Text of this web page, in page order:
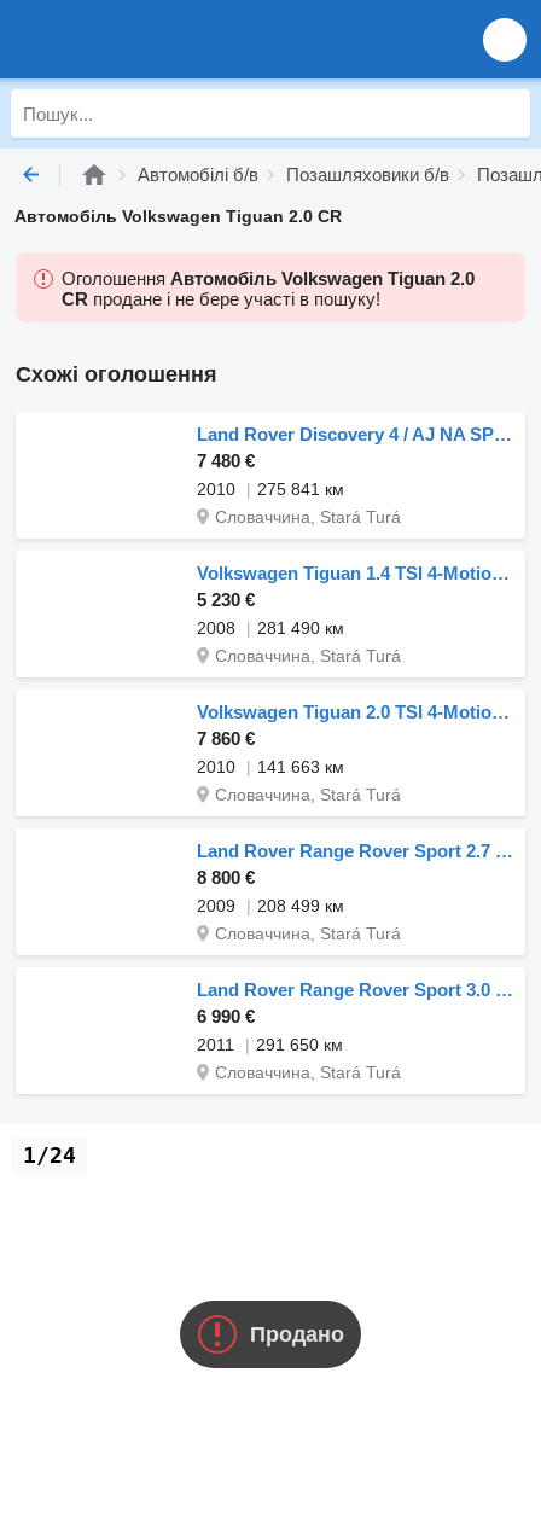
Автомобілі б/в Позашляховики б/в
Автомобіль Volkswagen Tiguan 2.0 CR
Оголошення Автомобіль Volkswagen Tiguan 2.0
CR продане і не бере участі в пошуку!
Схожі оголошення
Land Rover Discovery 4 / AJ NA SPLÁTKY / PROTIÚČET /
7 480 €
2010
275 841 км
Словаччина, Stará Turá
Volkswagen Tiguan 1.4 TSI 4-Motion Track&Field
5 230 €
2008
281 490 км
Словаччина, Stará Turá
Volkswagen Tiguan 2.0 TSI 4-Motion Trend Fun AJ NA SPLÁTKY / PROTIÚČET
7 860 €
2010
141 663 км
Словаччина, Stará Turá
Land Rover Range Rover Sport 2.7 TDV6 HSE
8 800 €
2009
208 499 км
Словаччина, Stará Turá
Land Rover Range Rover Sport 3.0 SDV6 HSE 188kW255HP A8
6 990 €
2011
291 650 км
Словаччина, Stará Turá
Продано
1/24